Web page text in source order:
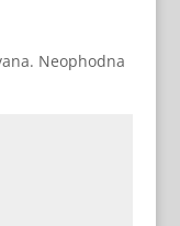
Neophodna